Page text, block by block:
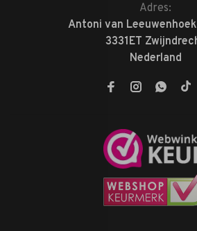
Adres:
Antoni van
3331ET
Nederland